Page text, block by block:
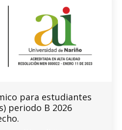
para estudiantes
periodo B 2026